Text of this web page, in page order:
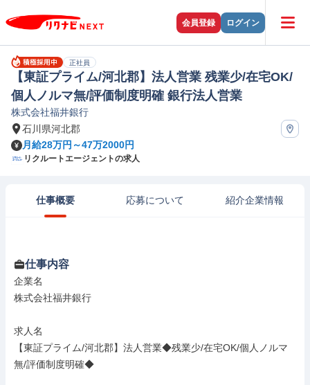
会員登録 ログイン
正社員
【東証プライム/河北郡】法人営業 残業少/在宅OK/
個人ノルマ無/評価制度明確 銀行法人営業
株式会社福井銀行
石川県河北郡
月給28万円～47万2000円
リクルートエージェントの求人
仕事概要 応募について 紹介企業情報
仕事内容
企業名
株式会社福井銀行
求人名
【東証プライム/河北郡】法人営業◆残業少/在宅OK/個人ノルマ
無/評価制度明確◆